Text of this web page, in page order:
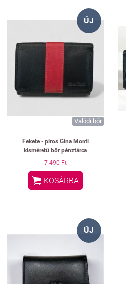
ÚJ
Valódi bőr
Fekete - piros Gina Monti
kisméretű bőr pénztárca
7 490 Ft
 KOSÁRBA
ÚJ